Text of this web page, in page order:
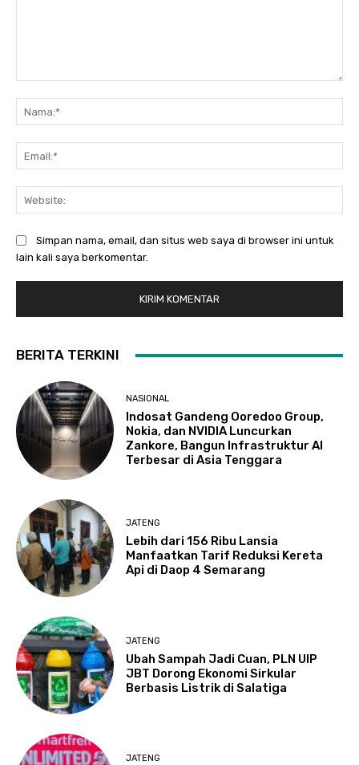
Simpan nama, email, dan situs web saya di browser ini untuk
lain kali saya berkomentar.
BERITA TERKINI
NASIONAL
Indosat Gandeng Ooredoo Group,
Nokia, dan NVIDIA Luncurkan
Zankore, Bangun Infrastruktur AI
Terbesar di Asia Tenggara
JATENG
Lebih dari 156 Ribu Lansia
Manfaatkan Tarif Reduksi Kereta
Api di Daop 4 Semarang
JATENG
Ubah Sampah Jadi Cuan, PLN UIP
JBT Dorong Ekonomi Sirkular
Berbasis Listrik di Salatiga
JATENG